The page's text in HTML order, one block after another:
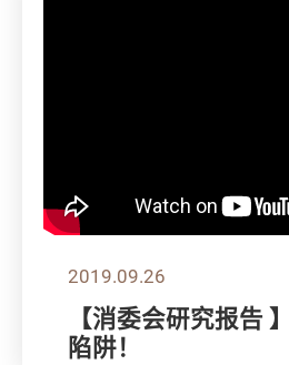
2019.09.26
【消委会研究报告
陷阱！